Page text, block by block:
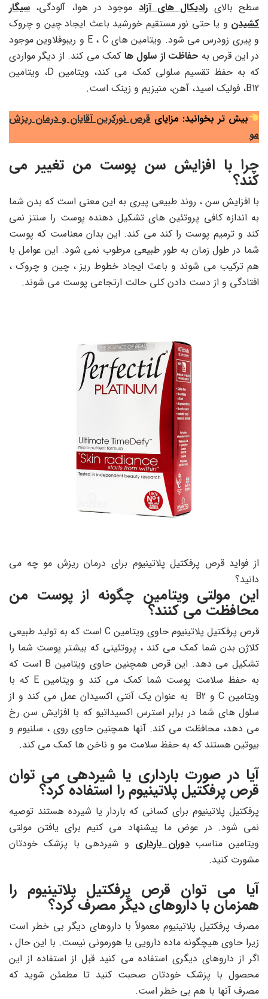
سطح بالای رادیکال های آزادموجود در هوا، آلودگی، سیگار
کشیدن و یا حتی نور مستقیم خورشید باعث ایجاد چین و چروک
و پیری زودرس می شود. ویتامین‌ های E ، C و ریبوفلاوین موجود
در این قرص به حفاظت از سلول ها کمک می کند. از دیگر مواردی
که به حفظ تقسیم سلولی کمک می کند، ویتامین D، ویتامین
B12، فولیک اسید، آهن، منیزیم و زینک است.
بیش تر بخوانید: مزایایقرص نورکرین آقایان و درمان ریزش
مو
چرا با افزایش سن پوست من تغییر می
کند؟
با افزایش سن ، روند طبیعی پیری به این معنی است که بدن شما
به اندازه کافی پروتئین های تشکیل دهنده پوست را سنتز نمی
کند و ترمیم پوست را کند می کند. این بدان معناست که پوست
شما در طول زمان به طور طبیعی مرطوب نمی شود. این عوامل با
هم ترکیب می شوند و باعث ایجاد خطوط ریز ، چین و چروک ،
افتادگی و از دست دادن کلی حالت ارتجاعی پوست می شوند.
از فواید قرص پرفکتیل پلاتینیوم برای درمان ریزش مو چه می
دانید؟
این مولتی ویتامین چگونه از پوست من
محافظت می کنند؟
قرص پرفکتیل پلاتینیوم حاوی ویتامین C است که به تولید طبیعی
کلاژن بدن شما کمک می کند ، پروتئینی که بیشتر پوست شما را
تشکیل می دهد. این قرص همچنین حاوی ویتامین B است که
به حفظ سلامت پوست شما کمک می کند و ویتامین E که با
ویتامین C و B2 به عنوان یک آنتی اکسیدان عمل می کند و از
سلول های شما در برابر استرس اکسیداتیو که با افزایش سن رخ
می دهد، محافظت می کند. آنها همچنین حاوی روی ، سلنیوم و
بیوتین هستند که به حفظ سلامت مو و ناخن ها کمک می کند.
آیا در صورت بارداری یا شیردهی می توان
قرص پرفکتیل پلاتینیوم را استفاده کرد؟
پرفکتیل پلاتینیوم برای کسانی که باردار یا شیرده هستند توصیه
نمی شود. در عوض ما پیشنهاد می کنیم برای یافتن مولتی
ویتامین مناسبدوران بارداری و شیردهی با پزشک خودتان
مشورت کنید.
آیا می توان قرص پرفکتیل پلاتینیوم را
همزمان با داروهای دیگر مصرف کرد؟
مصرف پرفکتیل پلاتینیوم معمولاً با داروهای دیگر بی خطر است
زیرا حاوی هیچگونه ماده دارویی یا هورمونی نیست. با این حال ،
اگر از داروهای دیگری استفاده می کنید قبل از استفاده از این
محصول با پزشک خودتان صحبت کنید تا مطمئن شوید که
مصرف آنها با هم بی خطر است.